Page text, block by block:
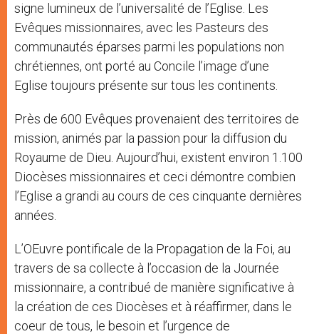
signe lumineux de l’universalité de l’Eglise. Les
Evêques missionnaires, avec les Pasteurs des
communautés éparses parmi les populations non
chrétiennes, ont porté au Concile l’image d’une
Eglise toujours présente sur tous les continents.
Près de 600 Evêques provenaient des territoires de
mission, animés par la passion pour la diffusion du
Royaume de Dieu. Aujourd’hui, existent environ 1.100
Diocèses missionnaires et ceci démontre combien
l’Eglise a grandi au cours de ces cinquante dernières
années.
L’OEuvre pontificale de la Propagation de la Foi, au
travers de sa collecte à l’occasion de la Journée
missionnaire, a contribué de manière significative à
la création de ces Diocèses et à réaffirmer, dans le
coeur de tous, le besoin et l’urgence de